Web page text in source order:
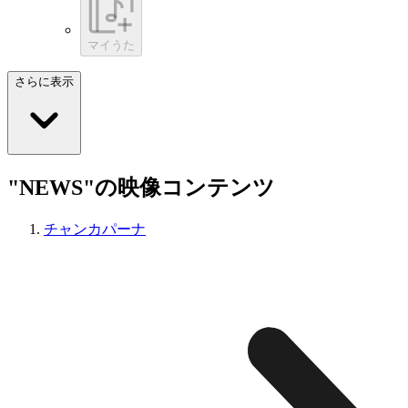
マイうた
さらに表示
"NEWS"の映像コンテンツ
チャンカパーナ